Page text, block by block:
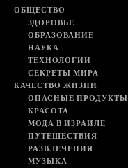
ОБЩЕСТВО
ЗДОРОВЬЕ
ОБРАЗОВАНИЕ
НАУКА
ТЕХНОЛОГИИ
СЕКРЕТЫ МИРА
КАЧЕСТВО ЖИЗНИ
ОПАСНЫЕ ПРОДУКТЫ
КРАСОТА
МОДА В ИЗРАИЛЕ
ПУТЕШЕСТВИЯ
РАЗВЛЕЧЕНИЯ
МУЗЫКА